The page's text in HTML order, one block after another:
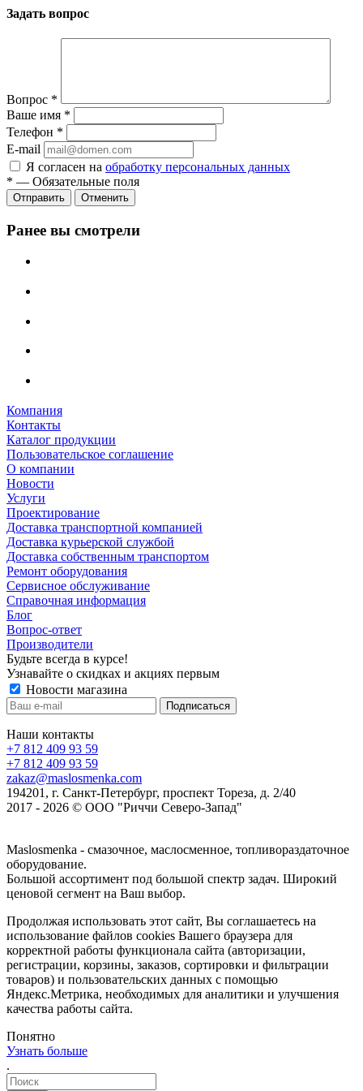
Задать вопрос
Вопрос *
Ваше имя *
Телефон *
E-mail
Я согласен на обработку персональных данных
* — Обязательные поля
Отменить
Ранее вы смотрели
Компания
Контакты
Каталог продукции
Пользовательское соглашение
О компании
Новости
Услуги
Проектирование
Доставка транспортной компанией
Доставка курьерской службой
Доставка собственным транспортом
Ремонт оборудования
Сервисное обслуживание
Справочная информация
Блог
Вопрос-ответ
Производители
Будьте всегда в курсе!
Узнавайте о скидках и акциях первым
Новости магазина
Наши контакты
+7 812 409 93 59
+7 812 409 93 59
zakaz@maslosmenka.com
194201, г. Санкт-Петербург, проспект Тореза, д. 2/40
2017 - 2026 © ООО "Риччи Северо-Запад"
Maslosmenka - смазочное, маслосменное, топливораздаточное
оборудование.
Большой ассортимент под большой спектр задач. Широкий
ценовой сегмент на Ваш выбор.
Продолжая использовать этот сайт, Вы соглашаетесь на
использование файлов cookies Вашего браузера для
корректной работы функционала сайта (авторизации,
регистрации, корзины, заказов, сортировки и фильтрации
товаров) и пользовательских данных с помощью
Яндекс.Метрика, необходимых для аналитики и улучшения
качества работы сайта.
Понятно
Узнать больше
.